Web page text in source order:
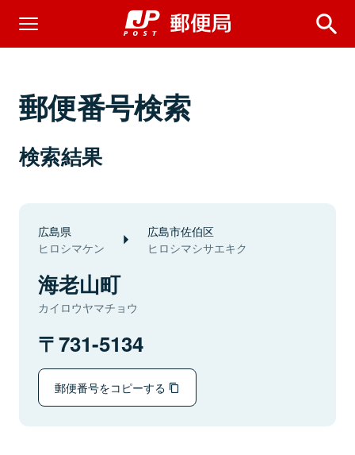
郵便番号検索
検索結果
広島県
ヒロシマケン
広島市佐伯区
ヒロシマシサエキク
海老山町
カイロウヤマチョウ
731-5134
郵便番号をコピーする